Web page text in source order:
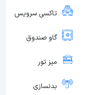
تاکسی سرویس
گاو صندوق
میز تور
بدنسازی